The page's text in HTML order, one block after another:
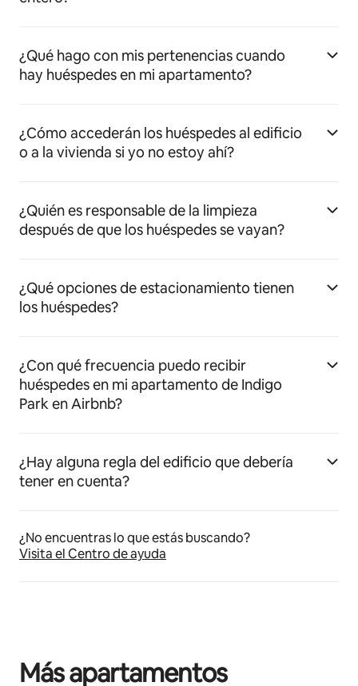
¿Qué hago con mis pertenencias cuando
hay huéspedes en mi apartamento?
¿Cómo accederán los huéspedes al edificio
o a la vivienda si yo no estoy ahí?
¿Quién es responsable de la limpieza
después de que los huéspedes se vayan?
¿Qué opciones de estacionamiento tienen
los huéspedes?
¿Con qué frecuencia puedo recibir
huéspedes en mi apartamento de Indigo
Park en Airbnb?
¿Hay alguna regla del edificio que debería
tener en cuenta?
¿No encuentras lo que estás buscando?
Visita el Centro de ayuda
Más apartamentos